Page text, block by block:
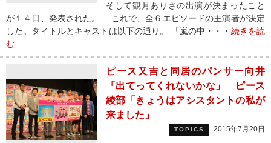
そして観月ありさの出演が決まったこと
が１４日、発表された。 これで、全６エピソードの主演者が決定
した。タイトルとキャストは以下の通り。 「嵐の中・・・ 続きを読
む
ピース又吉と同居のパンサー向井
「出てってくれないかな」 ピース
綾部「きょうはアシスタントの私が
来ました」
TOPICS 2015年7月20日